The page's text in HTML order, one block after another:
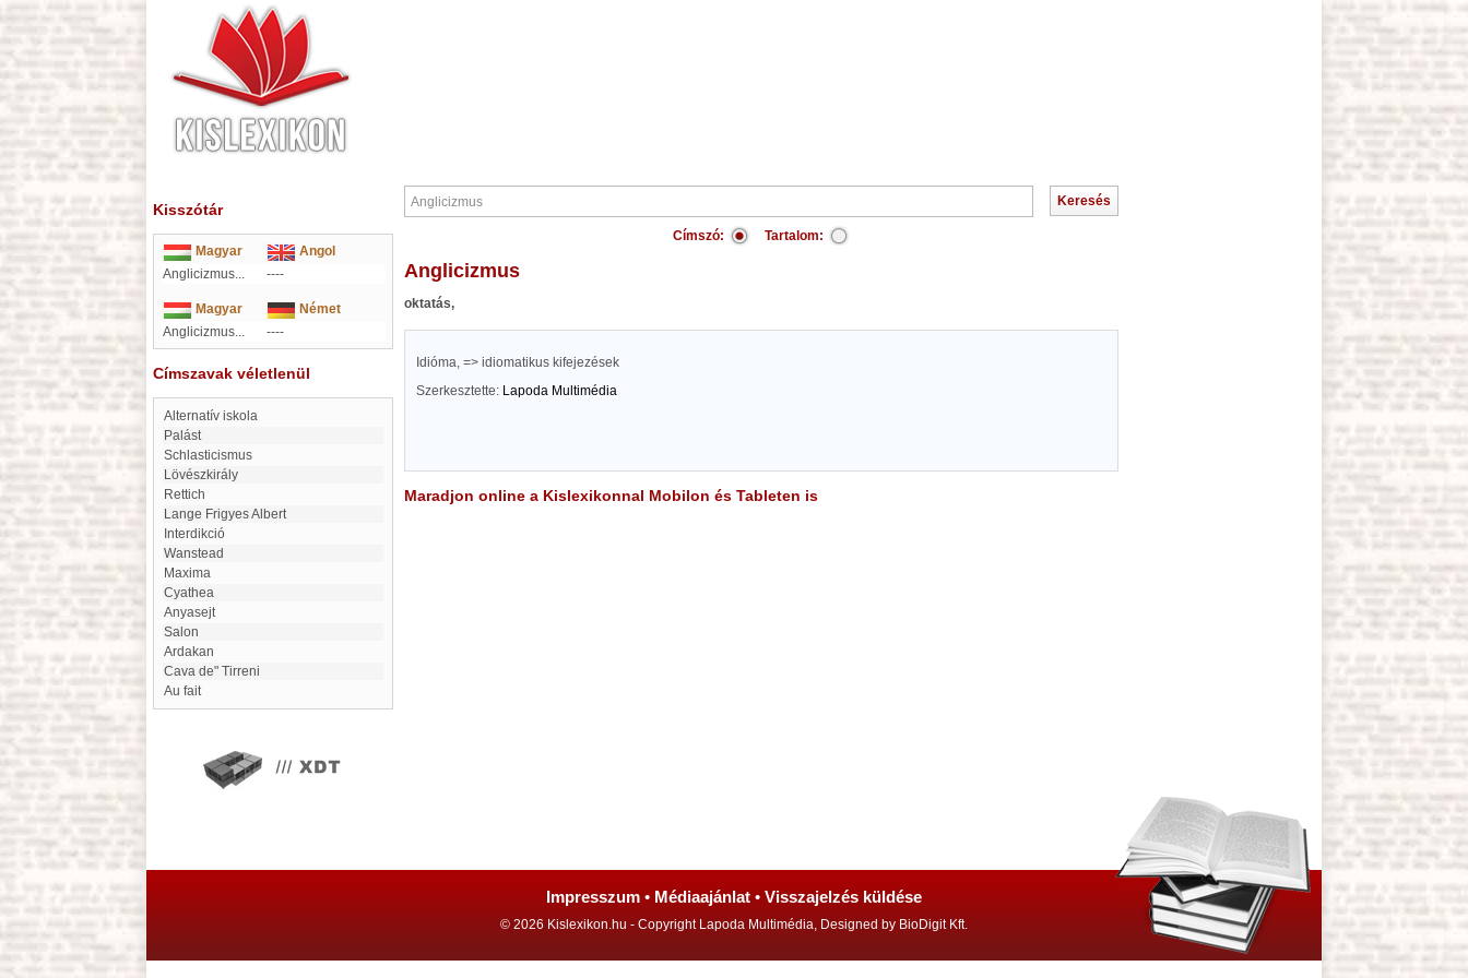
Kisszótár
Magyar
Angol
Anglicizmus...
----
Magyar
Német
Anglicizmus...
----
Címszavak véletlenül
Alternatív iskola
Palást
Schlasticismus
Lövészkirály
Rettich
Lange Frigyes Albert
interdikció
Wanstead
maxima
Cyathea
Anyasejt
Salon
Ardakan
Cava de" Tirreni
au fait
Címszó: Tartalom:
Anglicizmus
oktatás,
Idióma, => idiomatikus kifejezések
Szerkesztette: Lapoda Multimédia
Maradjon online a Kislexikonnal Mobilon és Tableten is
Impresszum • Médiaajánlat • Visszajelzés küldése
© 2026 Kislexikon.hu - Copyright Lapoda Multimédia, Designed by BioDigit Kft.